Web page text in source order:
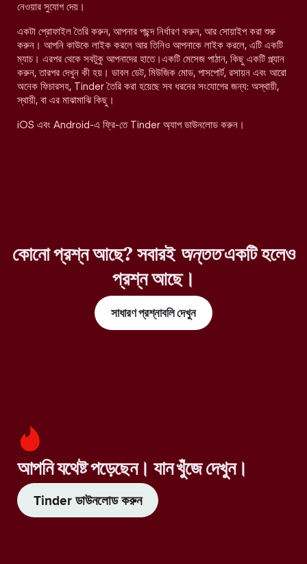
নেওয়ার সুযোগ দেয়।
একটা প্রোফাইল তৈরি করুন, আপনার পছন্দ নির্ধারণ করুন, আর সোয়াইপ করা শুরু
করুন। আপনি কাউকে লাইক করলে আর তিনিও আপনাকে লাইক করলে, এটি একটি
ম্যাচ। এরপর থেকে সবটুকু আপনাদের হাতে।একটি মেসেজ পাঠান, কিছু একটি প্ল্যান
করুন, তারপর দেখুন কী হয়। ডাবল ডেট, মিউজিক মোড, পাসপোর্ট, রসায়ন এবং আরো
অনেক ফিচারসহ, Tinder তৈরি করা হয়েছে সব ধরনের সংযোগের জন্য: অস্থায়ী,
স্থায়ী, বা এর মাঝামাঝি কিছু।
iOS এবং Android-এ ফ্রি-তে Tinder অ্যাপ ডাউনলোড করুন।
কোনো প্রশ্ন আছে? সবারইঅন্ততএকটি হলেও
প্রশ্ন আছে।
সাধারণ প্রশ্নাবলি দেখুন
আপনি যথেষ্ট পড়েছেন। যান খুঁজে দেখুন।
Tinder ডাউনলোড করুন